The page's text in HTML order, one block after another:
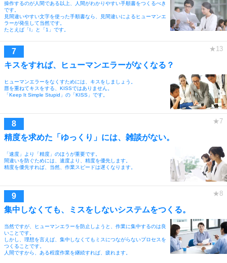
操作するのが人間である以上、人間がわかりやすい手順書をつくるべき
です。
見間違いやすい文字を使った手順書なら、見間違いによるヒューマンエ
ラーが発生して当然です。
たとえば「l」と「1」です。
キスをすれば、ヒューマンエラーがなくなる？
ヒューマンエラーをなくすためには、キスをしましょう。
唇を重ねてキスをする、KISSではありません。
「Keep It Simple Stupid」の「KISS」です。
精度を求めた「ゆっくり」には、雑談がない。
「速度」より「精度」のほうが重要です。
間違いを防ぐためには、速度より、精度を優先します。
精度を優先すれば、当然、作業スピードは遅くなります。
集中しなくても、ミスをしないシステムをつくる。
当然ですが、ヒューマンエラーを防止しようと、作業に集中するのは良
いことです。
しかし、理想を言えば、集中しなくてもミスにつながらないプロセスを
つくることです。
人間ですから、ある程度作業を継続すれば、疲れます。